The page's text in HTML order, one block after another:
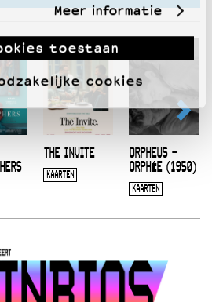
Meer informatie
toestaan
cookies
THE INVITE
KAARTEN
ORPHEUS –
ORPHÉE (1950)
KAARTEN